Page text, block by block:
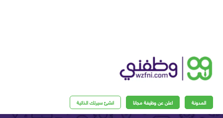
اعلن عن وظيفة مجانا انشئ سيرتك الذاتية